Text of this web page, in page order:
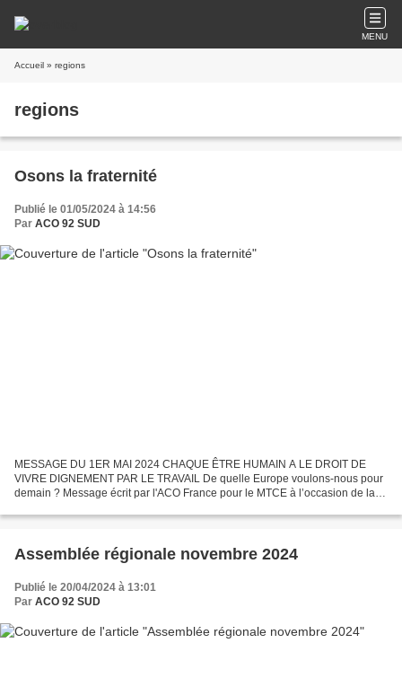
MENU
Accueil » regions
regions
Osons la fraternité
Publié le 01/05/2024 à 14:56
Par ACO 92 SUD
MESSAGE DU 1ER MAI 2024 CHAQUE ÊTRE HUMAIN A LE DROIT DE
VIVRE DIGNEMENT PAR LE TRAVAIL De quelle Europe voulons-nous pour
demain ? Message écrit par l'ACO France pour le MTCE à l’occasion de la
Assemblée régionale novembre 2024
Publié le 20/04/2024 à 13:01
Par ACO 92 SUD